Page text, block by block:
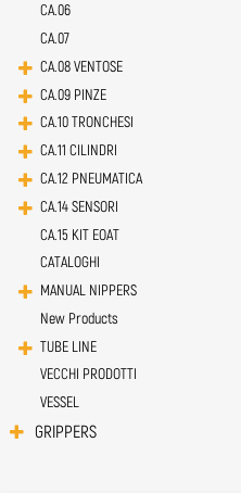
CA.06
CA.07
CA.08 VENTOSE
CA.09 PINZE
CA.10 TRONCHESI
CA.11 CILINDRI
CA.12 PNEUMATICA
CA.14 SENSORI
CA.15 KIT EOAT
CATALOGHI
MANUAL NIPPERS
New Products
TUBE LINE
VECCHI PRODOTTI
VESSEL
GRIPPERS